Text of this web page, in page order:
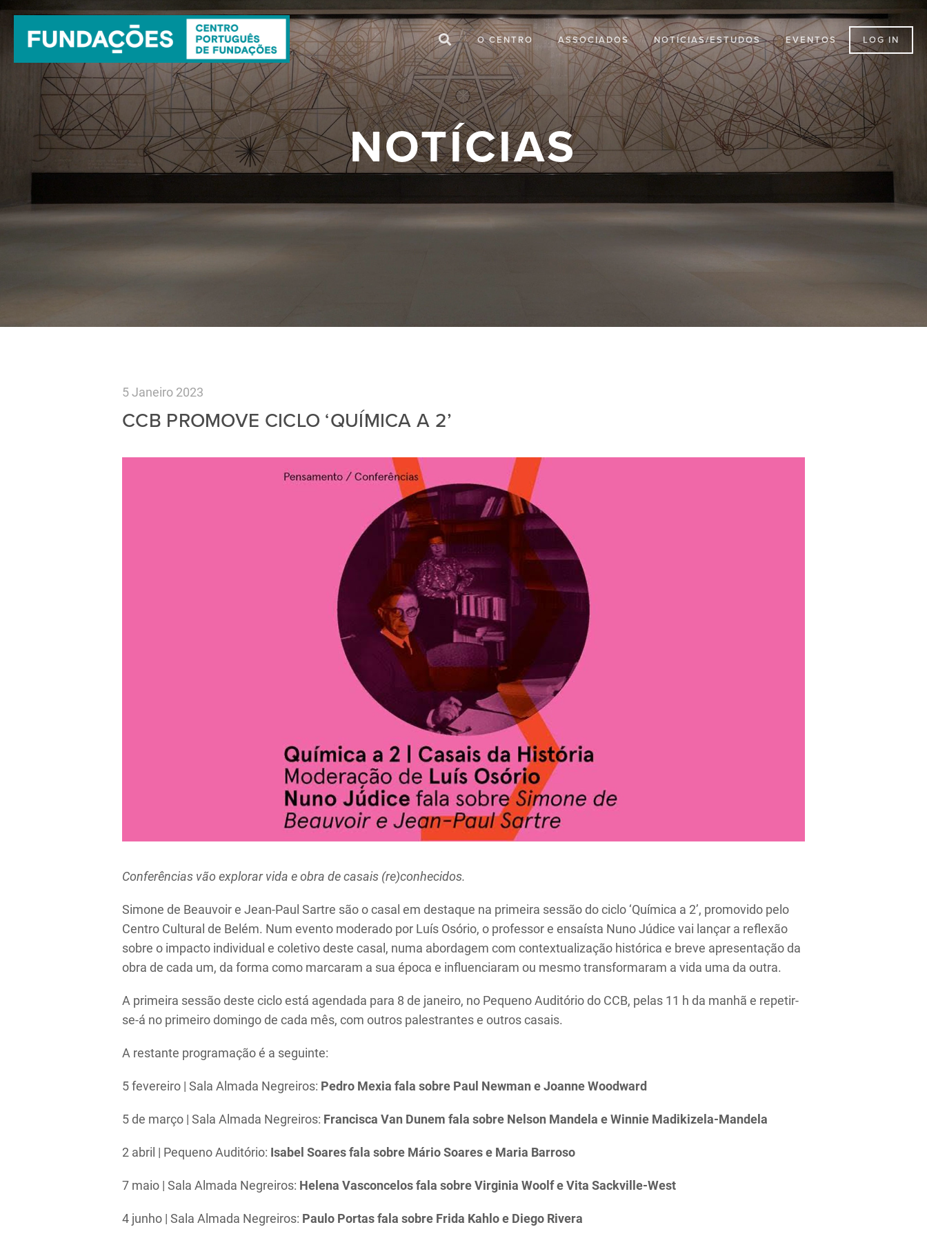
O CENTRO ASSOCIADOS NOTÍCIAS/ESTUDOS EVENTOS LOG IN
NOTÍCIAS
5 Janeiro 2023
CCB PROMOVE CICLO ‘QUÍMICA A 2’
Conferências vão explorar vida e obra de casais (re)conhecidos.
Simone de Beauvoir e Jean-Paul Sartre são o casal em destaque na primeira sessão do ciclo ‘Química a 2’, promovido pelo
Centro Cultural de Belém. Num evento moderado por Luís Osório, o professor e ensaísta Nuno Júdice vai lançar a reflexão
sobre o impacto individual e coletivo deste casal, numa abordagem com contextualização histórica e breve apresentação da
obra de cada um, da forma como marcaram a sua época e influenciaram ou mesmo transformaram a vida uma da outra.
A primeira sessão deste ciclo está agendada para 8 de janeiro, no Pequeno Auditório do CCB, pelas 11 h da manhã e repetir-
se-á no primeiro domingo de cada mês, com outros palestrantes e outros casais.
A restante programação é a seguinte:
5 fevereiro | Sala Almada Negreiros: Pedro Mexia fala sobre Paul Newman e Joanne Woodward
5 de março | Sala Almada Negreiros: Francisca Van Dunem fala sobre Nelson Mandela e Winnie Madikizela-Mandela
2 abril | Pequeno Auditório: Isabel Soares fala sobre Mário Soares e Maria Barroso
7 maio | Sala Almada Negreiros: Helena Vasconcelos fala sobre Virginia Woolf e Vita Sackville-West
4 junho | Sala Almada Negreiros: Paulo Portas fala sobre Frida Kahlo e Diego Rivera